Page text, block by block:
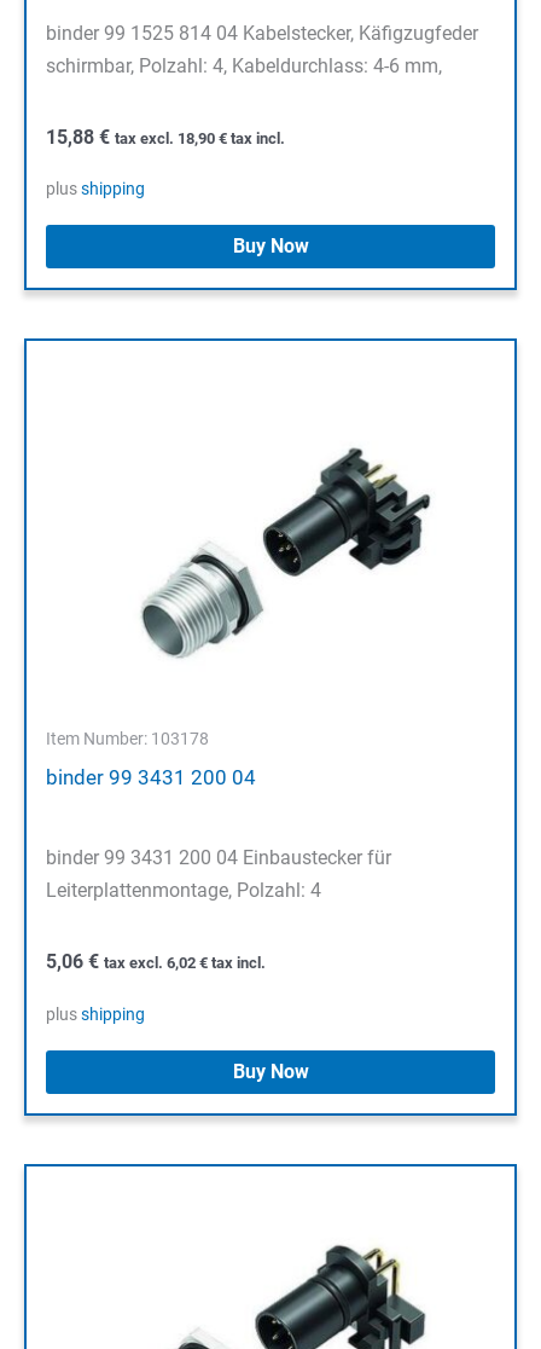
binder 99 1525 814 04 Kabelstecker, Käfigzugfeder
schirmbar, Polzahl: 4, Kabeldurchlass: 4-6 mm,
15,88 € tax excl. 18,90 € tax incl.
plusshipping
Buy Now
Item Number: 103178
binder 99 3431 200 04
binder 99 3431 200 04 Einbaustecker für
Leiterplattenmontage, Polzahl: 4
5,06 € tax excl. 6,02 € tax incl.
plusshipping
Buy Now